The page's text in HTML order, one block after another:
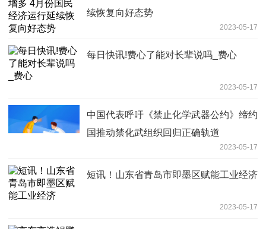
续恢复向好态势
2023-05-17
每日快讯!费心了能对长辈说吗_费心
2023-05-17
中国代表呼吁《禁止化学武器公约》缔约
国推动禁化武组织回归正确轨道
2023-05-17
短讯！山东省青岛市即墨区赋能工业经济
2023-05-17